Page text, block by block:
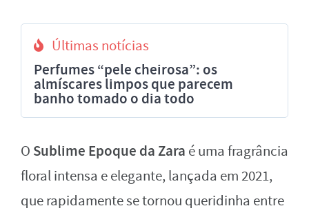
Últimas notícias
Perfumes “pele cheirosa”: os
almíscares limpos que parecem
banho tomado o dia todo
O Sublime Epoque da Zara é uma fragrância
floral intensa e elegante, lançada em 2021,
que rapidamente se tornou queridinha entre